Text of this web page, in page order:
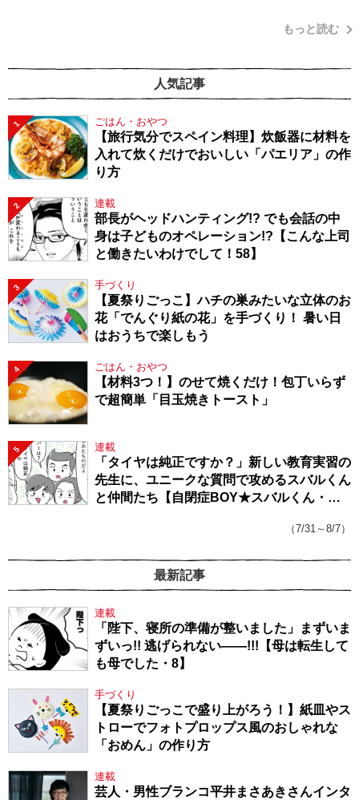
もっと読む
人気記事
1 ごはん・おやつ
【旅行気分でスペイン料理】炊飯器に材料を
入れて炊くだけでおいしい「パエリア」の作
り方
2 連載
部長がヘッドハンティング!? でも会話の中
身は子どものオペレーション!?【こんな上司
と働きたいわけでして！58】
3 手づくり
【夏祭りごっこ】ハチの巣みたいな立体のお
花「でんぐり紙の花」を手づくり！ 暑い日
はおうちで楽しもう
4 ごはん・おやつ
【材料3つ！】のせて焼くだけ！包丁いらず
で超簡単「目玉焼きトースト」
5 連載
「タイヤは純正ですか？」新しい教育実習の
先生に、ユニークな質問で攻めるスバルくん
と仲間たち【自閉症BOY★スバルくん・
（7/31～8/7）
最新記事
連載
「陛下、寝所の準備が整いました」まずいま
ずいっ!! 逃げられない――!!!【母は転生して
も母でした・8】
手づくり
【夏祭りごっこで盛り上がろう！】紙皿やス
トローでフォトプロップス風のおしゃれな
「おめん」の作り方
連載
芸人・男性ブランコ平井まさあきさんインタ